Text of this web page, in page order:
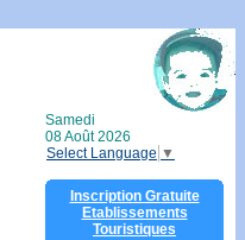
Samedi
08 Août 2026
Select Language ▼
Inscription Gratuite
Etablissements
Touristiques